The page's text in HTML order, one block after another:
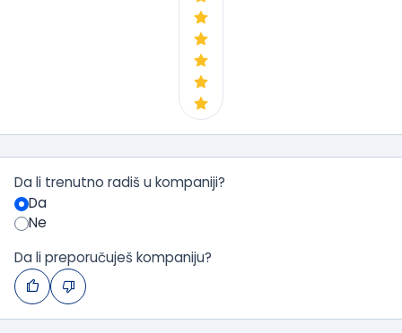
Da li trenutno radiš u kompaniji?
Da
Ne
Da li preporučuješ kompaniju?